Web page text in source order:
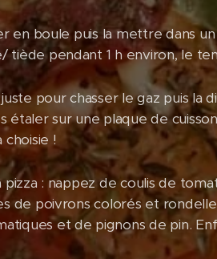
en boule puis la mettre dans
tiède pendant 1 h environ, le
pour chasser le gaz puis la
étaler sur une plaque de
!
: nappez de coulis de
de poivrons colorés et
et de pignons de pin.